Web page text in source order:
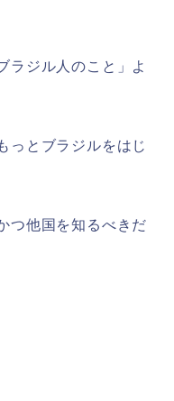
ラジル人のこと」よ
っとブラジルをはじ
つ他国を知るべきだ